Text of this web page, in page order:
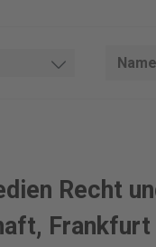
Recht
Frankfurt